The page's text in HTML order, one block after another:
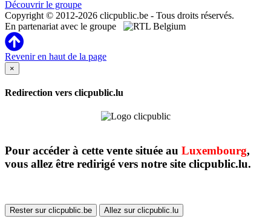
Découvrir le groupe
Copyright © 2012-2026 clicpublic.be - Tous droits réservés.
En partenariat avec le groupe
Revenir en haut de la page
×
Redirection vers clicpublic.lu
Pour accéder à cette vente située au Luxembourg,
vous allez être redirigé vers notre site clicpublic.lu.
Rester sur clicpublic.be Allez sur clicpublic.lu